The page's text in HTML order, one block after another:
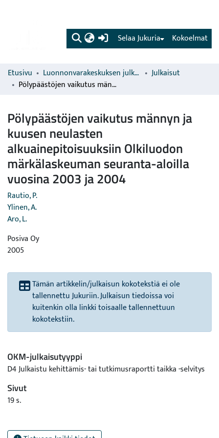
(current) Kokoelmat
Selaa Jukuria
Etusivu Luonnonvarakeskuksen julkaisut
Julkaisut
Pölypäästöjen vaikutus männyn ja kuusen neulasten alkuainepitoisuuksiin Olkiluodon märkälaskeuman seuranta-aloilla vuosina 2003 ja 2004
Pölypäästöjen vaikutus männyn ja
kuusen neulasten
alkuainepitoisuuksiin Olkiluodon
märkälaskeuman seuranta-aloilla
vuosina 2003 ja 2004
Rautio, P.
Ylinen, A.
Aro, L.
Posiva Oy
2005
Tämän artikkelin/julkaisun kokotekstiä ei ole
tallennettu Jukuriin. Julkaisun tiedoissa voi
kuitenkin olla linkki toisaalle tallennettuun
kokotekstiin.
OKM-julkaisutyyppi
D4 Julkaistu kehittämis- tai tutkimusraportti taikka -selvitys
Sivut
19 s.